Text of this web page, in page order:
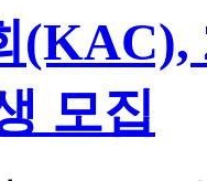
(KAC),
모집